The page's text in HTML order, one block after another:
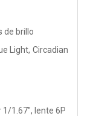
de brillo
Light, Circadian
1/1.67", lente 6P